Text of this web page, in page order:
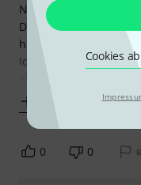
Cookies
Nachdem ich aber
Delle verpasst hatte,
handeln.
Ich hatte bis dahin
abgepolstert war.
Mehr anzeigen
0 0